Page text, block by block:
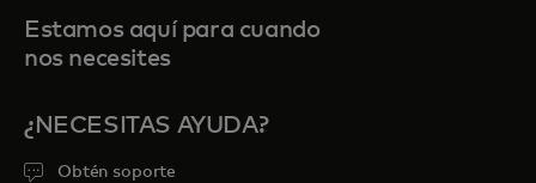
Estamos aquí para cuando
nos necesites
¿NECESITAS AYUDA?
Obtén soporte